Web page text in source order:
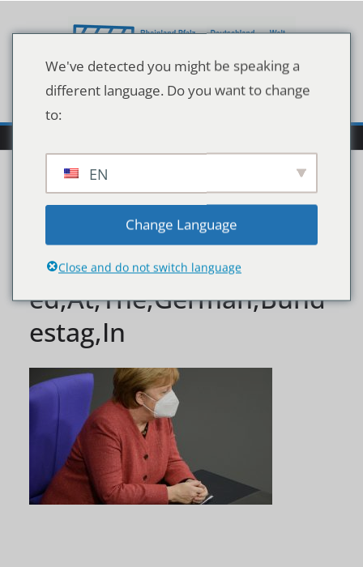
Inhalt
Berlin,,2020-12-
09:,Angela,Merkel,Pictur
ed,At,The,German,Bund
estag,In
We've detected you might be speaking a
different language. Do you want to change
to:
EN
Change Language
Close and do not switch language